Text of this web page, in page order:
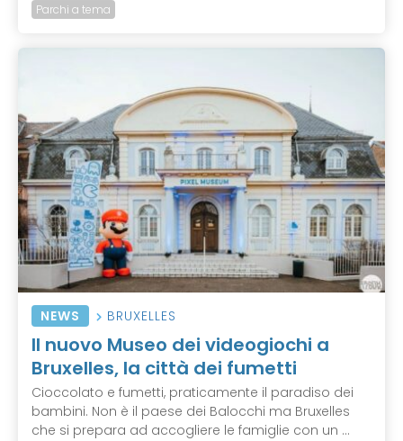
Parchi a tema
NEWS BRUXELLES
Il nuovo Museo dei videogiochi a
Bruxelles, la città dei fumetti
Cioccolato e fumetti, praticamente il paradiso dei
bambini. Non è il paese dei Balocchi ma Bruxelles
che si prepara ad accogliere le famiglie con un ...